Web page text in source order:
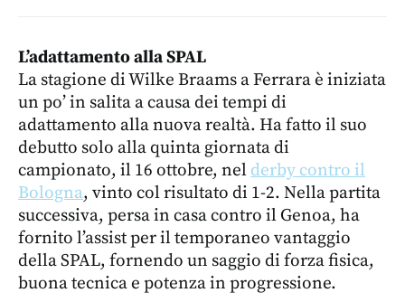
L’adattamento alla SPAL
La stagione di Wilke Braams a Ferrara è iniziata
un po’ in salita a causa dei tempi di
adattamento alla nuova realtà. Ha fatto il suo
debutto solo alla quinta giornata di
campionato, il 16 ottobre, nel derby contro il
Bologna, vinto col risultato di 1-2. Nella partita
successiva, persa in casa contro il Genoa, ha
fornito l’assist per il temporaneo vantaggio
della SPAL, fornendo un saggio di forza fisica,
buona tecnica e potenza in progressione.